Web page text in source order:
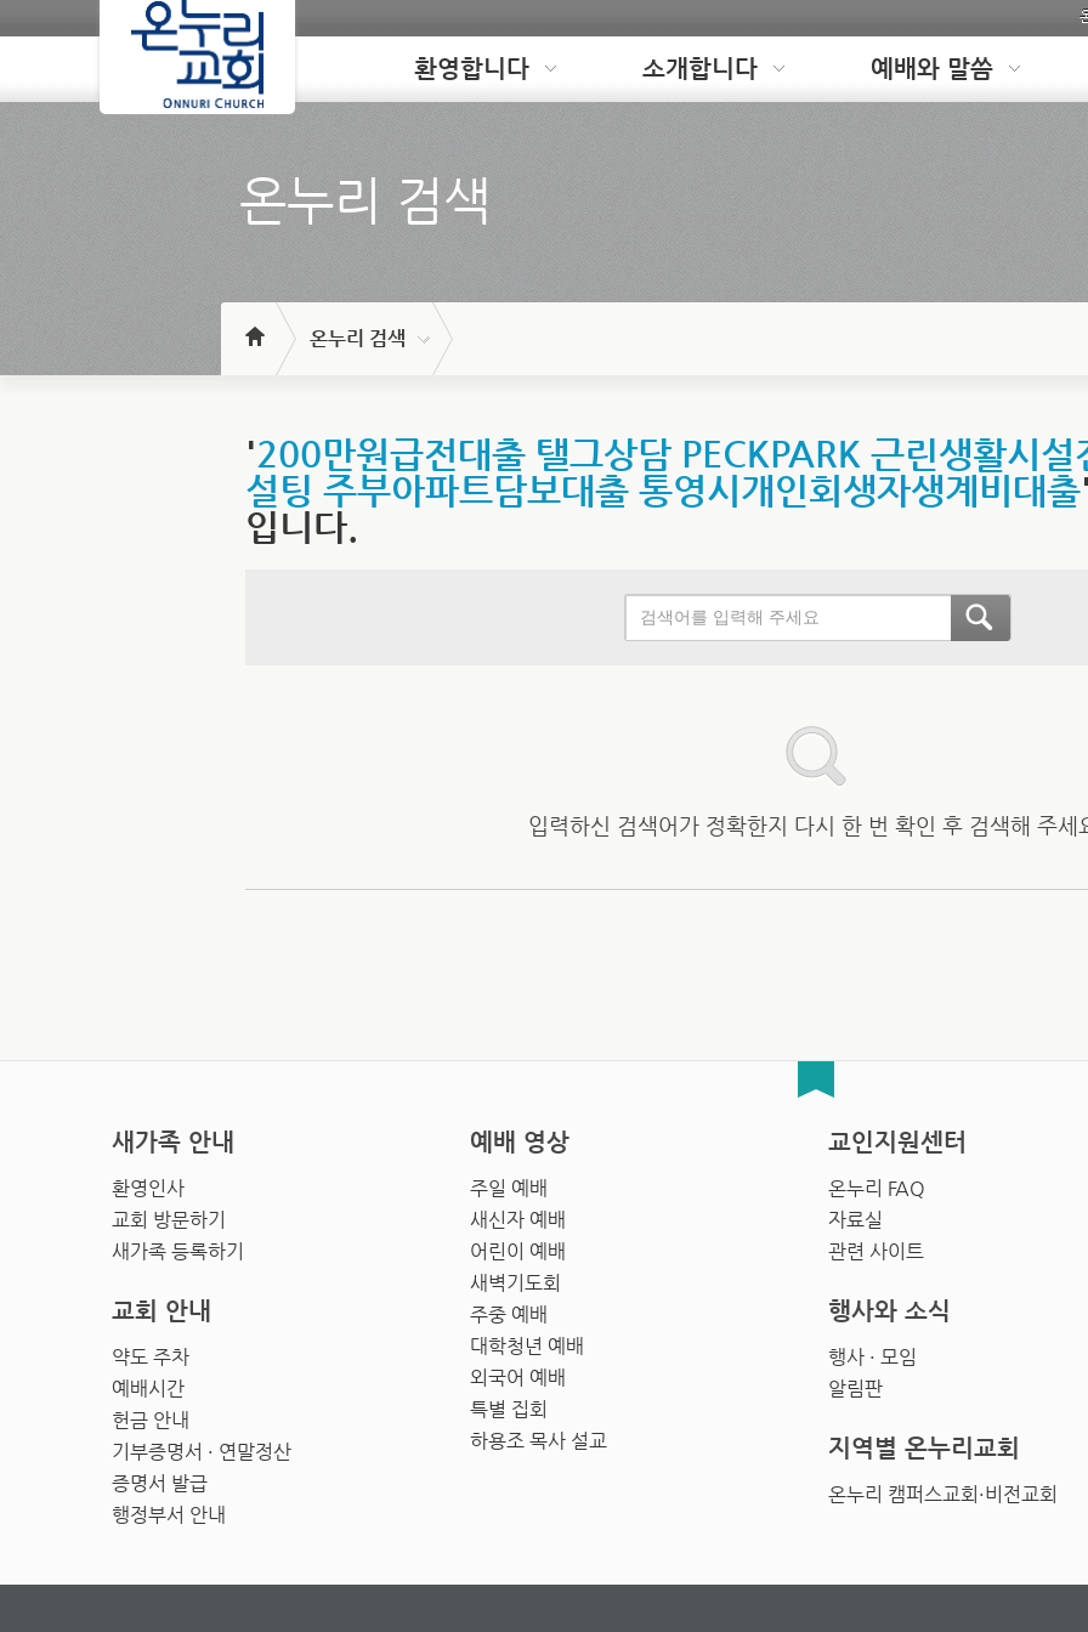
Loading 환영합니다 소개합니다 예배와 말씀
온누리 검색
온누리 검색
'200만원급전대출 탤그상담 PECKPARK 근린생활시
설팅 주부아파트담보대출 통영시개인회생자생계비대출
입니다.
입력하신 검색어가 정확한지 다시 한 번 확인 후 검색해 주세
새가족 안내
환영인사
교회 방문하기
새가족 등록하기
예배 영상
주일 예배
새신자 예배
어린이 예배
새벽기도회
주중 예배
대학청년 예배
외국어 예배
특별 집회
하용조 목사 설교
교인지원센터
온누리 FAQ
자료실
관련 사이트
교회 안내
약도 주차
예배시간
헌금 안내
기부증명서 · 연말정산
증명서 발급
행정부서 안내
행사와 소식
행사 · 모임
알림판
지역별 온누리교회
온누리 캠퍼스교회·비전교회